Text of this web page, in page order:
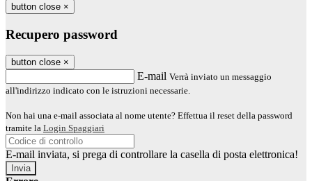
button close ×
Recupero password
button close ×
E-mail Verrà inviato un messaggio
all'indirizzo indicato con le istruzioni necessarie.
Non hai una e-mail associata al nome utente? Effettua il reset della password
tramite la Login Spaggiari
E-mail inviata, si prega di controllare la casella di posta elettronica!